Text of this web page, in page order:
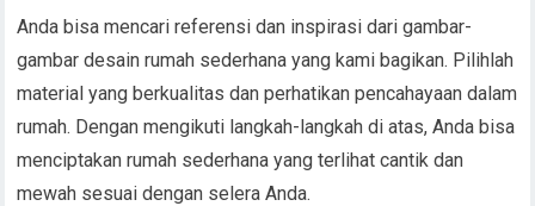
Anda bisa mencari referensi dan inspirasi dari gambar-
gambar desain rumah sederhana yang kami bagikan. Pilihlah
material yang berkualitas dan perhatikan pencahayaan dalam
rumah. Dengan mengikuti langkah-langkah di atas, Anda bisa
menciptakan rumah sederhana yang terlihat cantik dan
mewah sesuai dengan selera Anda.